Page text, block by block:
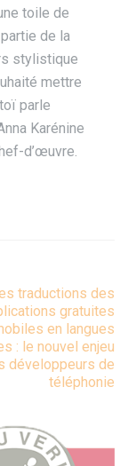
toile de
de la
stylistique
mettre
parle
Karénine
d’œuvre.
traductions des
gratuites
en langues
: le nouvel enjeu
développeurs de
téléphonie